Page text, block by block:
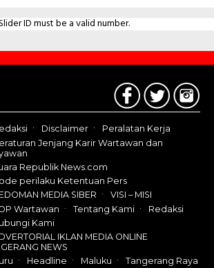
ID must be a valid number.
Disclaimer
Peralatan Kerja
Jenjang Karir Wartawan dan
Republik News.com
perilaku Ketentuan Pers
MEDIA SIBER
VISI – MISI
Wartawan
Tentang Kami
Redaksi
Kami
IKLAN MEDIA ONLINE
NEWS
Headline Maluku Tangerang Raya